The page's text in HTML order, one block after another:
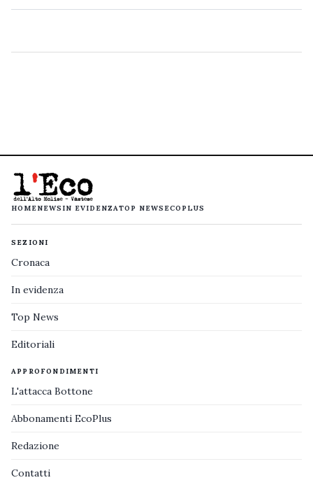
HOMENEWS IN EVIDENZATOP NEWS ECOPLUS
SEZIONI
Cronaca
In evidenza
Top News
Editoriali
APPROFONDIMENTI
L'attacca Bottone
Abbonamenti EcoPlus
Redazione
Contatti